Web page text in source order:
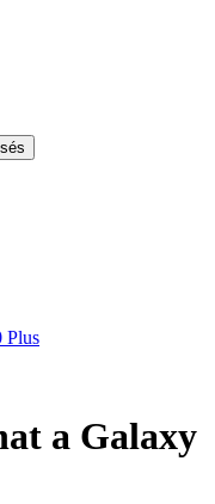
Plus
a Galaxy